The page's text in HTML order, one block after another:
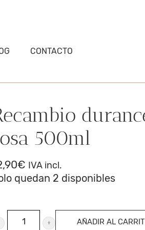
CONTACTO
500ml
€ IVA incl.
quedan 2 disponibles
AÑADIR AL